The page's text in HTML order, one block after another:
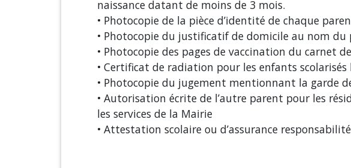
naissance datant de moins de 3 mois.
• Photocopie de la pièce d’identité de chaque
• Photocopie du justificatif de domicile au nom
• Photocopie des pages de vaccination du carnet
• Certificat de radiation pour les enfants scolarisés
• Photocopie du jugement mentionnant la garde
• Autorisation écrite de l’autre parent pour les
les services de la Mairie
• Attestation scolaire ou d’assurance